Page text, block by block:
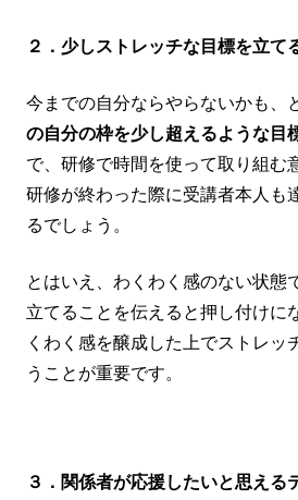
２．少しストレッチな目標を立て
今までの自分ならやらないかも、
の自分の枠を少し超えるような目
で、研修で時間を使って取り組む
研修が終わった際に受講者本人も
るでしょう。
とはいえ、わくわく感のない状態
立てることを伝えると押し付けに
くわく感を醸成した上でストレッ
うことが重要です。
３．関係者が応援したいと思える